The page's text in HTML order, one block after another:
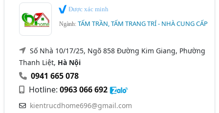
Được xác minh
Ngành:TẤM TRẦN, TẤM TRANG TRÍ - NHÀ CUNG CẤP
Số Nhà 10/17/25, Ngõ 858 Đường Kim Giang, Phường
Thanh Liệt, Hà Nội
0941 665 078
Hotline:0963 066 692
kientrucdhome696@gmail.com